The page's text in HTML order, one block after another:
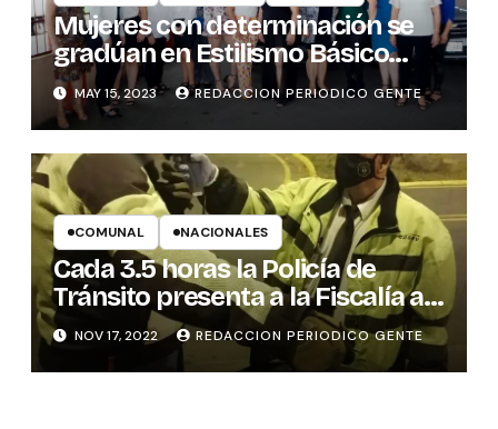
Mujeres con determinación se
gradúan en Estilismo Básico
Profesional
MAY 15, 2023 REDACCION PERIODICO GENTE
COMUNAL NACIONALES
Cada 3.5 horas la Policía de
Tránsito presenta a la Fiscalía a
un conductor por alcohol al
volante
NOV 17, 2022 REDACCION PERIODICO GENTE